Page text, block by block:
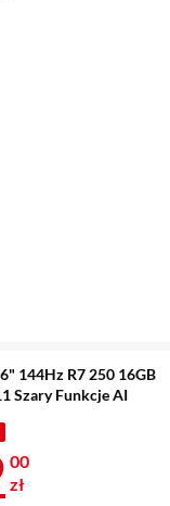
144Hz R7 250 16GB
Szary Funkcje AI
099 zł
00
zł